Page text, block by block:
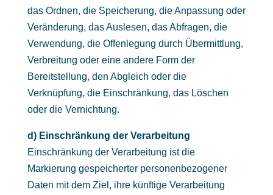
das Ordnen, die Speicherung, die Anpassung oder
Veränderung, das Auslesen, das Abfragen, die
Verwendung, die Offenlegung durch Übermittlung,
Verbreitung oder eine andere Form der
Bereitstellung, den Abgleich oder die
Verknüpfung, die Einschränkung, das Löschen
oder die Vernichtung.
d) Einschränkung der Verarbeitung
Einschränkung der Verarbeitung ist die
Markierung gespeicherter personenbezogener
Daten mit dem Ziel, ihre künftige Verarbeitung